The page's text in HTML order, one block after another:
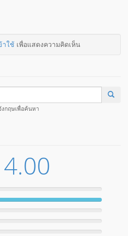
าใช้เพื่อแสดงความคิดเห็น
กฤษเพื่อค้นหา
4.00